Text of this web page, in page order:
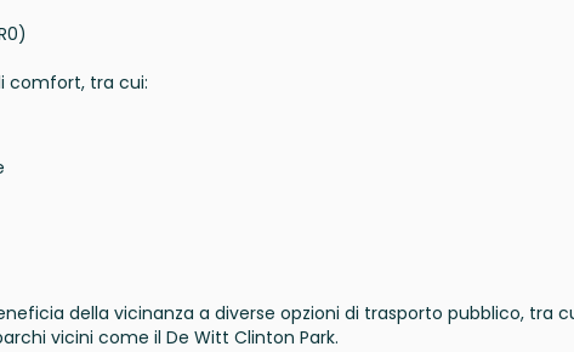
comfort, tra cui:
della vicinanza a diverse opzioni di trasporto pubblico, tra
vicini come il De Witt Clinton Park.